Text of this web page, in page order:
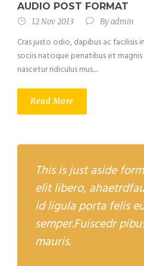
AUDIO POST FORMAT
12 Nov 2013 Byadmin
Cras justo odio, dapibus ac facilisis
sociis natoque penatibus et
nascetur ridiculus mus....
Read More
This is just aside
elit libero,
id ligula porta felis
semper.Fuiscedr
mauris.